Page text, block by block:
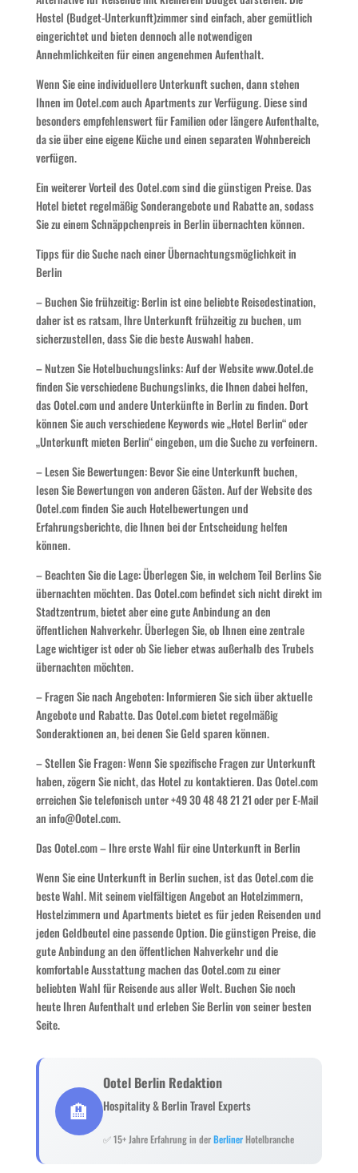
Hostel (Budget-Unterkunft)zimmer sind einfach, aber gemütlich
eingerichtet und bieten dennoch alle notwendigen
Annehmlichkeiten für einen angenehmen Aufenthalt.
Wenn Sie eine individuellere Unterkunft suchen, dann stehen
Ihnen im Ootel.com auch Apartments zur Verfügung. Diese sind
besonders empfehlenswert für Familien oder längere Aufenthalte,
da sie über eine eigene Küche und einen separaten Wohnbereich
verfügen.
Ein weiterer Vorteil des Ootel.com sind die günstigen Preise. Das
Hotel bietet regelmäßig Sonderangebote und Rabatte an, sodass
Sie zu einem Schnäppchenpreis in Berlin übernachten können.
Tipps für die Suche nach einer Übernachtungsmöglichkeit in
Berlin
– Buchen Sie frühzeitig: Berlin ist eine beliebte Reisedestination,
daher ist es ratsam, Ihre Unterkunft frühzeitig zu buchen, um
sicherzustellen, dass Sie die beste Auswahl haben.
– Nutzen Sie Hotelbuchungslinks: Auf der Website www.Ootel.de
finden Sie verschiedene Buchungslinks, die Ihnen dabei helfen,
das Ootel.com und andere Unterkünfte in Berlin zu finden. Dort
können Sie auch verschiedene Keywords wie „Hotel Berlin“ oder
„Unterkunft mieten Berlin“ eingeben, um die Suche zu verfeinern.
– Lesen Sie Bewertungen: Bevor Sie eine Unterkunft buchen,
lesen Sie Bewertungen von anderen Gästen. Auf der Website des
Ootel.com finden Sie auch Hotelbewertungen und
Erfahrungsberichte, die Ihnen bei der Entscheidung helfen
können.
– Beachten Sie die Lage: Überlegen Sie, in welchem Teil Berlins Sie
übernachten möchten. Das Ootel.com befindet sich nicht direkt im
Stadtzentrum, bietet aber eine gute Anbindung an den
öffentlichen Nahverkehr. Überlegen Sie, ob Ihnen eine zentrale
Lage wichtiger ist oder ob Sie lieber etwas außerhalb des Trubels
übernachten möchten.
– Fragen Sie nach Angeboten: Informieren Sie sich über aktuelle
Angebote und Rabatte. Das Ootel.com bietet regelmäßig
Sonderaktionen an, bei denen Sie Geld sparen können.
– Stellen Sie Fragen: Wenn Sie spezifische Fragen zur Unterkunft
haben, zögern Sie nicht, das Hotel zu kontaktieren. Das Ootel.com
erreichen Sie telefonisch unter +49 30 48 48 21 21 oder per E-Mail
an info@Ootel.com.
Das Ootel.com – Ihre erste Wahl für eine Unterkunft in Berlin
Wenn Sie eine Unterkunft in Berlin suchen, ist das Ootel.com die
beste Wahl. Mit seinem vielfältigen Angebot an Hotelzimmern,
Hostelzimmern und Apartments bietet es für jeden Reisenden und
jeden Geldbeutel eine passende Option. Die günstigen Preise, die
gute Anbindung an den öffentlichen Nahverkehr und die
komfortable Ausstattung machen das Ootel.com zu einer
beliebten Wahl für Reisende aus aller Welt. Buchen Sie noch
heute Ihren Aufenthalt und erleben Sie Berlin von seiner besten
Seite.
🏨
Ootel Berlin Redaktion
Hospitality & Berlin Travel Experts
✅ 15+ Jahre Erfahrung in derBerlinerHotelbranche